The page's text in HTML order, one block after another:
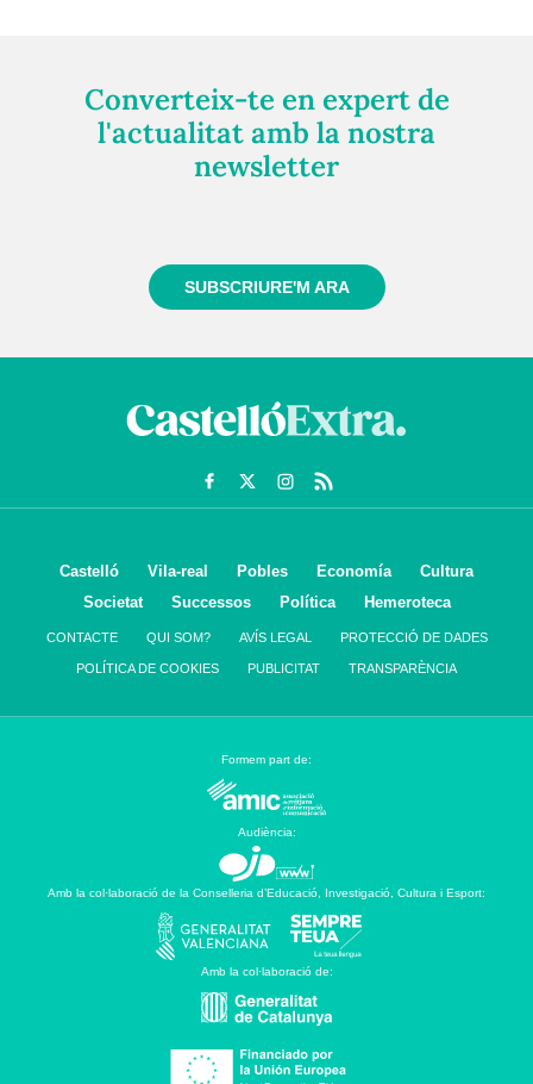
Converteix-te en expert de
l'actualitat amb la nostra
newsletter
SUBSCRIURE'M ARA
Castelló Vila-real Pobles Economía
Cultura
Societat
Successos Política Hemeroteca
CONTACTE QUI SOM? AVÍS LEGAL PROTECCIÓ DE DADES
POLÍTICA DE COOKIES PUBLICITAT TRANSPARÈNCIA
Formem part de:
Audiència:
Amb la col·laboració de la Conselleria d’Educació, Investigació, Cultura i Esport:
Amb la col·laboració de: